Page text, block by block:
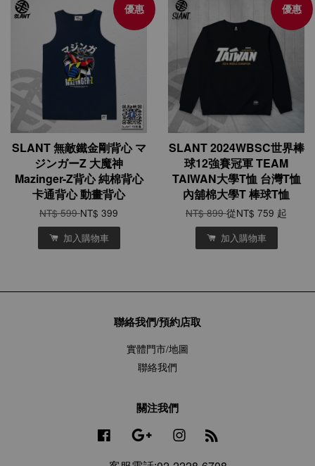
優惠
SLANT 無敵鐵金剛背心 マ
ジンガーZ 大魔神
Mazinger-Z背心 純棉背心
卡通背心 動畫背心
NT$ 599NT$ 399
加入購物車
優惠
SLANT 2024WBSC世界棒
球12強賽冠軍 TEAM
TAIWAN大學T恤 台灣T恤
內舖棉大學T 棒球T恤
NT$ 899從NT$ 759 起
加入購物車
聯絡我們/預約店取
實體門市/地圖
聯絡我們
關注我們
Facebook Google Instagram